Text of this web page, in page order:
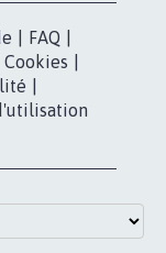
FAQ
Cookies